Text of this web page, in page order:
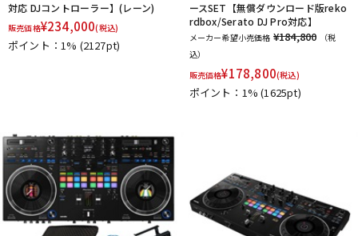
中古 ヴィンテージ
対応 DJコントローラー】(レーン)
販売価格¥234,000(税込)
ポイント：1% (2127pt)
ースSET【無償ダウンロード版reko
rdbox/Serato DJ Pro対応】
メーカー希望小売価格 ¥184,800
（税
込）
販売価格¥178,800(税込)
ポイント：1%(1625pt)